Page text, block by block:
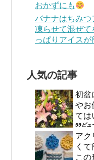
おかずにも
バナナはちみつ
凍らせて混ぜて
っぱりアイス
人気の記事
初盆
やお
ては
59ビュ
ア
く
この